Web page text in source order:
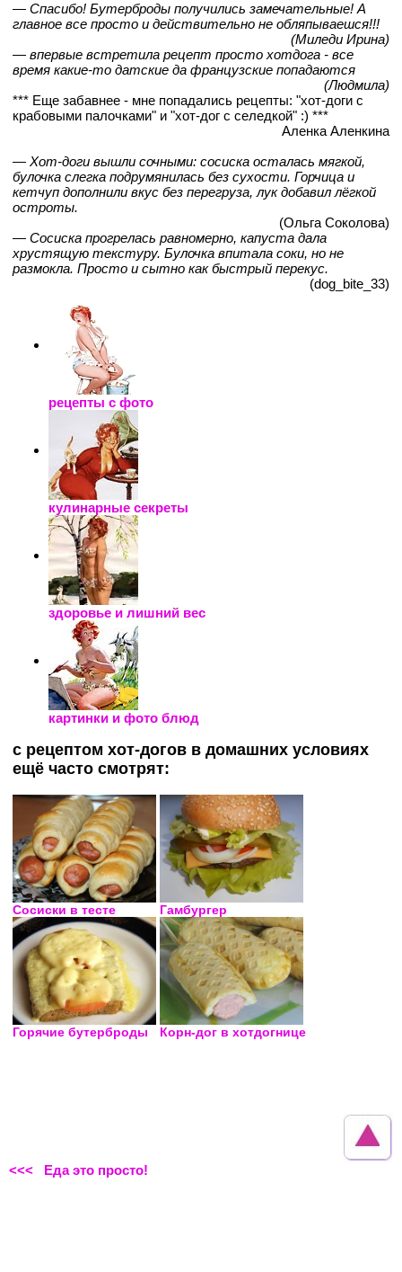
— Спасибо! Бутерброды получились замечательные! А
главное все просто и действительно не обляпываешся!!!
(Миледи Ирина)
— впервые встретила рецепт просто хотдога - все
время какие-то датские да французские попадаются
(Людмила)
*** Еще забавнее - мне попадались рецепты: "хот-доги с
крабовыми палочками" и "хот-дог с селедкой" :) ***
Аленка Аленкина
— Хот-доги вышли сочными: сосиска осталась мягкой,
булочка слегка подрумянилась без сухости. Горчица и
кетчуп дополнили вкус без перегруза, лук добавил лёгкой
остроты.
(Ольга Соколова)
— Сосиска прогрелась равномерно, капуста дала
хрустящую текстуру. Булочка впитала соки, но не
размокла. Просто и сытно как быстрый перекус.
(dog_bite_33)
рецепты с фото
кулинарные секреты
здоровье и лишний вес
картинки и фото блюд
с рецептом хот-догов в домашних условиях
ещё часто смотрят:
Сосиски в тесте Гамбургер
Горячие бутерброды Корн-дог в хотдогнице
<<< Еда это просто!